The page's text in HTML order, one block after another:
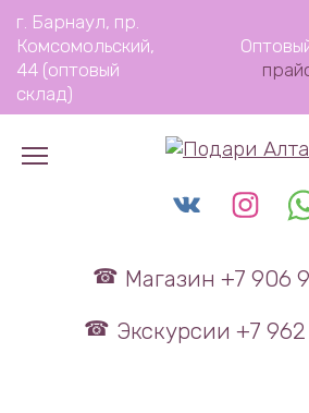
Перейти
содержанию
г. Барнаул, пр.
Комсомольский,
44 (оптовый
склад)
Магазин +7 906
Экскурсии +7 962